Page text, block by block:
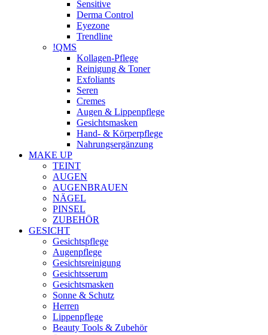
Sensitive
Derma Control
Eyezone
Trendline
!QMS
Kollagen-Pflege
Reinigung & Toner
Exfoliants
Seren
Cremes
Augen & Lippenpflege
Gesichtsmasken
Hand- & Körperpflege
Nahrungsergänzung
MAKE UP
TEINT
AUGEN
AUGENBRAUEN
NÄGEL
PINSEL
ZUBEHÖR
GESICHT
Gesichtspflege
Augenpflege
Gesichtsreinigung
Gesichtsserum
Gesichtsmasken
Sonne & Schutz
Herren
Lippenpflege
Beauty Tools & Zubehör